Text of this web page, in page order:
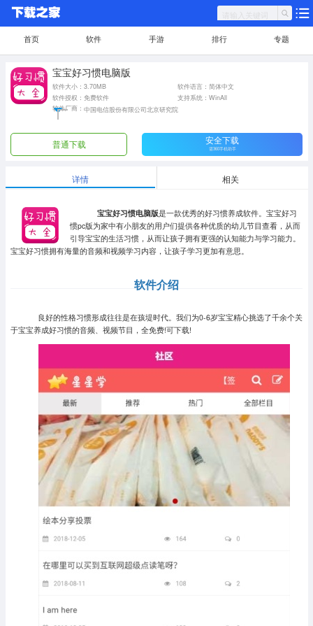
首页 软件 手游 排行 专题
宝宝好习惯电脑版
软件大小：3.70MB
软件语言：简体中文
软件授权：免费软件
支持系统：WinAll
软件厂商： 中国电信股份有限公司北京研究院
普通下载 安全下载
需360手机助手
详情 相关
宝宝好习惯电脑版是一款优秀的好习惯养成软件。宝宝好习
惯pc版为家中有小朋友的用户们提供各种优质的幼儿节目查看，从而
引导宝宝的生活习惯，从而让孩子拥有更强的认知能力与学习能力。
宝宝好习惯拥有海量的音频和视频学习内容，让孩子学习更加有意思。
软件介绍
良好的性格习惯形成往往是在孩堤时代。我们为0-6岁宝宝精心挑选了千余个关
于宝宝养成好习惯的音频、视频节目，全免费!可下载!